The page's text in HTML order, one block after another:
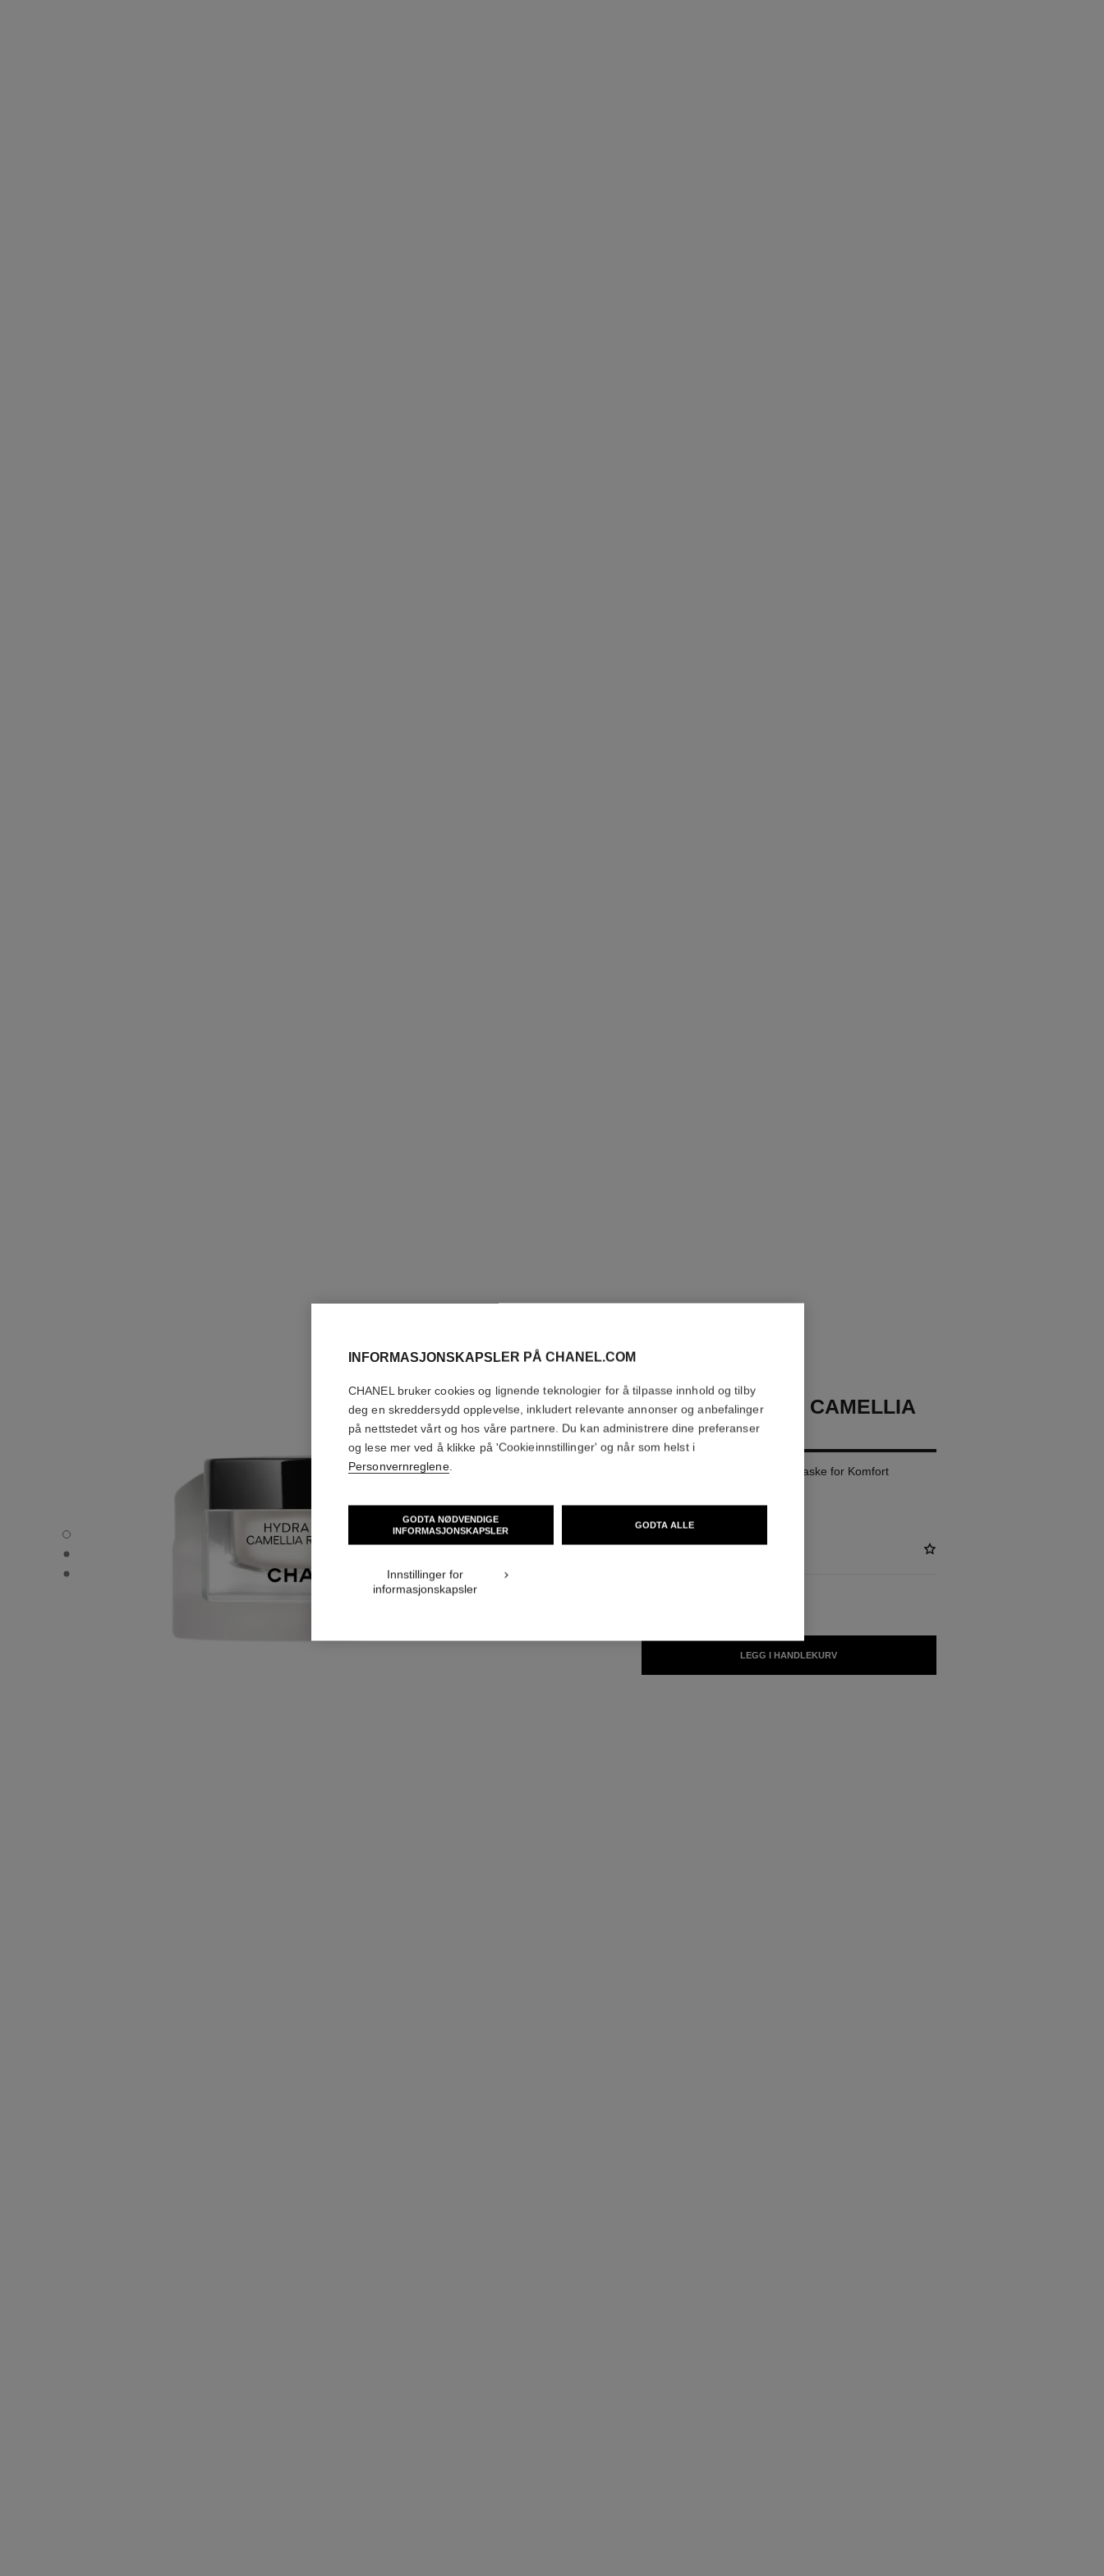
HYDRA BEAUTY CAMELLIA REPAIR MASK - Standardvisning
HYDRA BEAUTY CAMELLIA REPAIR MASK - Alternativ visning 1
HYDRA BEAUTY CAMELLIA REPAIR MASK - Grunnleggende teksturvisning
HYDRA BEAUTY CAMELLIA
REPAIR MASK
Flerbruks Fuktighetsgivende Maske for Komfort
NOK 875
LEGG I HANDLEKURV
INFORMASJONSKAPSLER PÅ CHANEL.COM
CHANEL bruker cookies og lignende teknologier for å tilpasse innhold og tilby
deg en skreddersydd opplevelse, inkludert relevante annonser og anbefalinger
på nettstedet vårt og hos våre partnere. Du kan administrere dine preferanser
og lese mer ved å klikke på 'Cookieinnstillinger' og når som helst i
Personvernreglene.
GODTA NØDVENDIGE
INFORMASJONSKAPSLER
GODTA ALLE
Innstillinger for
informasjonskapsler